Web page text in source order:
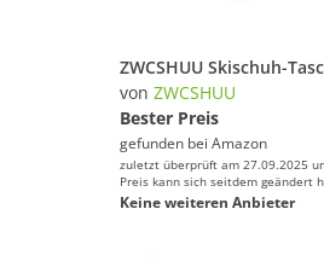
von ZWCSHUU
Bester Preis
gefunden bei Amazon
zuletzt überprüft am 27.09.2025
Preis kann sich seitdem geändert
Keine weiteren Anbieter